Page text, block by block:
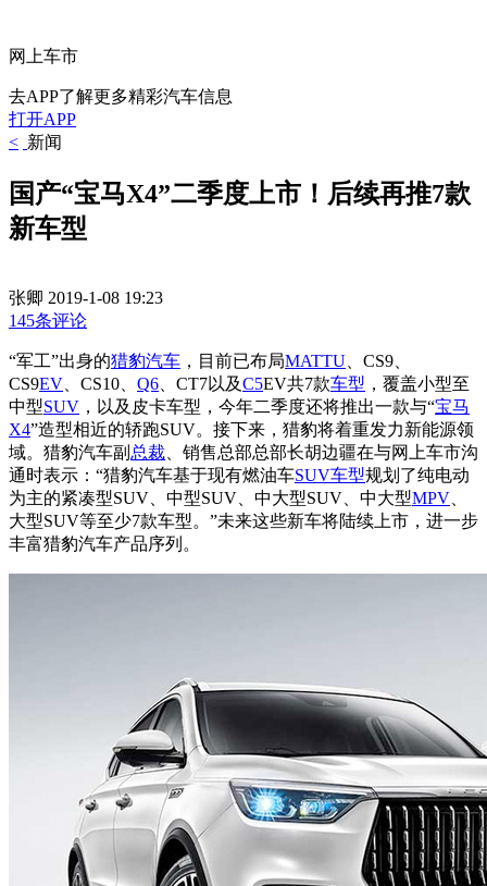
网上车市
去APP了解更多精彩汽车信息
打开APP
< 新闻
国产“宝马X4”二季度上市！后续再推7款
新车型
张卿 2019-1-08 19:23
145条评论
“军工”出身的猎豹汽车 ，目前已布局MATTU 、CS9、
CS9EV 、CS10、 Q6 、CT7以及C5EV共7款车型 ，覆盖小型至
中型SUV ，以及皮卡车型，今年二季度还将推出一款与“宝马
X4”造型相近的轿跑SUV。接下来，猎豹将着重发力新能源领
域。 猎豹汽车副 总裁 、销售总部总部长胡边疆在与网上车市沟
通时表示：“猎豹汽车基于现有燃油车SUV车型规划了纯电动
为主的紧凑型SUV、中型SUV、中大型SUV、中大型MPV
大型SUV等至少7款车型。 ”未来这些新车将陆续上市，进一步
丰富猎豹汽车产品序列。